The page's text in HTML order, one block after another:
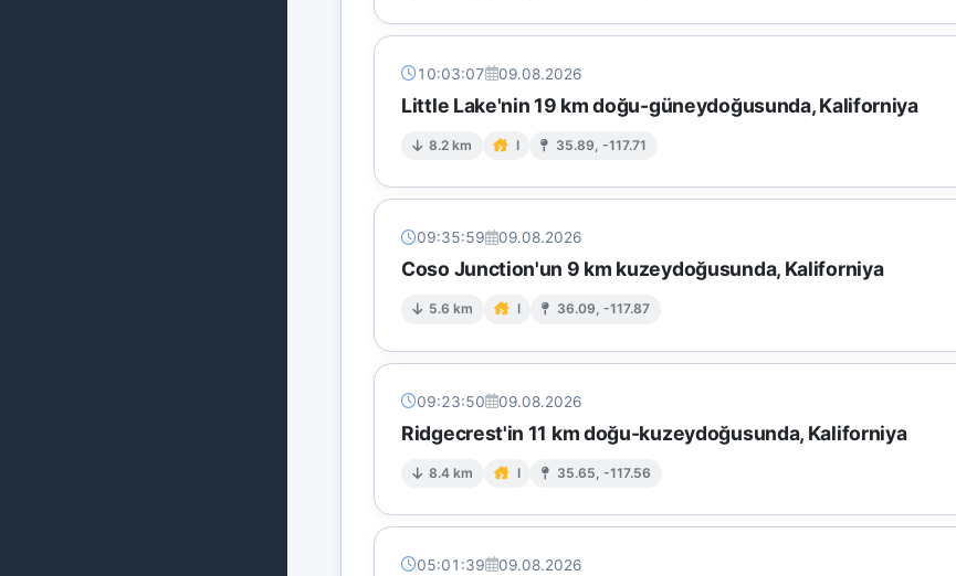
10:03:07 09.08.2026
Little Lake'nin 19 km doğu-güneydoğusunda, Kaliforniya
8.2 km I 35.89, -117.71
09:35:59 09.08.2026
Coso Junction'un 9 km kuzeydoğusunda, Kaliforniya
5.6 km I 36.09, -117.87
09:23:50 09.08.2026
Ridgecrest'in 11 km doğu-kuzeydoğusunda, Kaliforniya
8.4 km I 35.65, -117.56
05:01:39 09.08.2026